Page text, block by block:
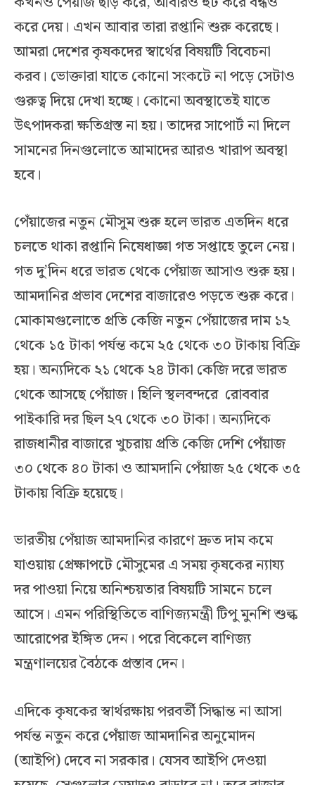
করে দেয়। এখন আবার তারা রপ্তানি শুরু করেছে।
আমরা দেশের কৃষকদের স্বার্থের বিষয়টি বিবেচনা
করব। ভোক্তারা যাতে কোনো সংকটে না পড়ে সেটাও
গুরুত্ব দিয়ে দেখা হচ্ছে। কোনো অবস্থাতেই যাতে
উৎপাদকরা ক্ষতিগ্রস্ত না হয়। তাদের সাপোর্ট না দিলে
সামনের দিনগুলোতে আমাদের আরও খারাপ অবস্থা
হবে।
পেঁয়াজের নতুন মৌসুম শুরু হলে ভারত এতদিন ধরে
চলতে থাকা রপ্তানি নিষেধাজ্ঞা গত সপ্তাহে তুলে নেয়।
গত দু’দিন ধরে ভারত থেকে পেঁয়াজ আসাও শুরু হয়।
আমদানির প্রভাব দেশের বাজারেও পড়তে শুরু করে।
মোকামগুলোতে প্রতি কেজি নতুন পেঁয়াজের দাম ১২
থেকে ১৫ টাকা পর্যন্ত কমে ২৫ থেকে ৩০ টাকায় বিক্রি
হয়। অন্যদিকে ২১ থেকে ২৪ টাকা কেজি দরে ভারত
থেকে আসছে পেঁয়াজ। হিলি স্থলবন্দরে রোববার
পাইকারি দর ছিল ২৭ থেকে ৩০ টাকা। অন্যদিকে
রাজধানীর বাজারে খুচরায় প্রতি কেজি দেশি পেঁয়াজ
৩০ থেকে ৪০ টাকা ও আমদানি পেঁয়াজ ২৫ থেকে ৩৫
টাকায় বিক্রি হয়েছে।
ভারতীয় পেঁয়াজ আমদানির কারণে দ্রুত দাম কমে
যাওয়ায় প্রেক্ষাপটে মৌসুমের এ সময় কৃষকের ন্যায্য
দর পাওয়া নিয়ে অনিশ্চয়তার বিষয়টি সামনে চলে
আসে। এমন পরিস্থিতিতে বাণিজ্যমন্ত্রী টিপু মুনশি শুল্ক
আরোপের ইঙ্গিত দেন। পরে বিকেলে বাণিজ্য
মন্ত্রণালয়ের বৈঠকে প্রস্তাব দেন।
এদিকে কৃষকের স্বার্থরক্ষায় পরবর্তী সিদ্ধান্ত না আসা
পর্যন্ত নতুন করে পেঁয়াজ আমদানির অনুমোদন
(আইপি) দেবে না সরকার। যেসব আইপি দেওয়া